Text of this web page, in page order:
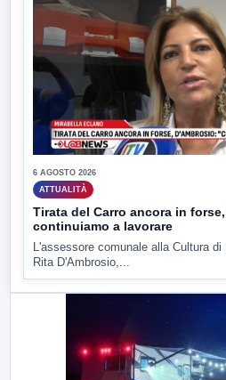
6 AGOSTO 2026
ATTUALITÀ
Tirata del Carro ancora in
continuiamo a lavorare
L'assessore comunale alla Cultura
Rita D'Ambrosio,...